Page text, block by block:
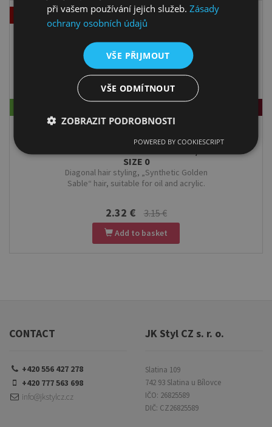
KOLIBRI BRUSH SLANTED FOR
SIZE 0
Diagonal hair styling, „Synthetic Golden
Sable“ hair, suitable for oil and acrylic.
2.32 € 3.15 €
Add to basket
CONTACT
+420 556 427 278
+420 777 563 698
info@jkstylcz.cz
JK Styl CZ s. r. o.
Slatina 109
742 93 Slatina u Bílovce
IČO: 26825589
DIČ: CZ26825589
při vašem používání jejich služeb.Zásady
ochrany osobních údajů
VŠE PŘIJMOUT
VŠE ODMÍTNOUT
ZOBRAZIT PODROBNOSTI
POWERED BY COOKIESCRIPT